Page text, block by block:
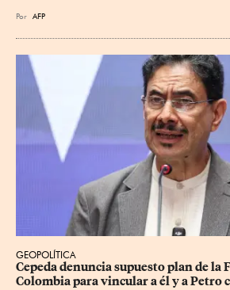
Por AFP
GEOPOLÍTICA
Cepeda denuncia supuesto plan de la
Colombia para vincular a él y a Petro